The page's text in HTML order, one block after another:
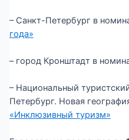
– Санкт-Петербург в
года»
– город Кронштадт в
– Национальный
Петербург. Новая
«Инклюзивный туризм»